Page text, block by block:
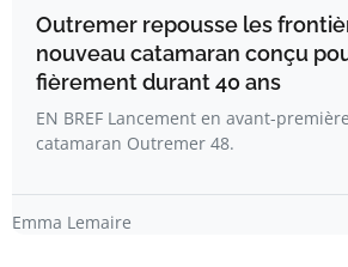
Outremer repousse les
nouveau catamaran conçu
fièrement durant 40 ans
EN BREF Lancement en avant-
catamaran Outremer 48.
Emma Lemaire